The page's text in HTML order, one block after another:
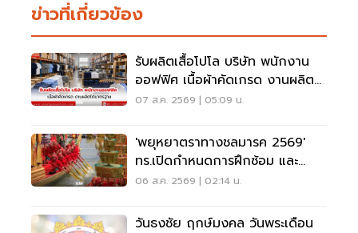
ข่าวที่เกี่ยวข้อง
รับผลิตเสื้อโปโล บริษัท พนักงาน
ออฟฟิศ เนื้อผ้าคัดเกรด งานผลิต
ได้มาตรฐาน
07 ส.ค. 2569 | 05:09 น.
'พยุหยาตราทางชลมารค 2569'
ทร.เปิดกำหนดการฝึกซ้อม และ
วันพระราชพิธี จุดชมขบวน
06 ส.ค. 2569 | 02:14 น.
วันธงชัย ฤกษ์มงคล วันพระเดือน